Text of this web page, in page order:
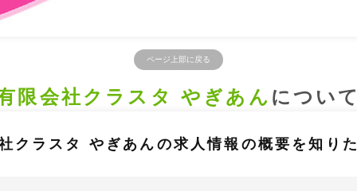
ページ上部に戻る
限会社クラスタ やぎあん につい
クラスタ やぎあんの求人情報の概要を知り